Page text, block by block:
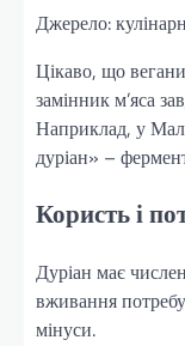
Джерело:
Цікаво, що
замінник м’яса
Наприклад, у
дуріан» –
Користь і
Дуріан має
вживання
мінуси.